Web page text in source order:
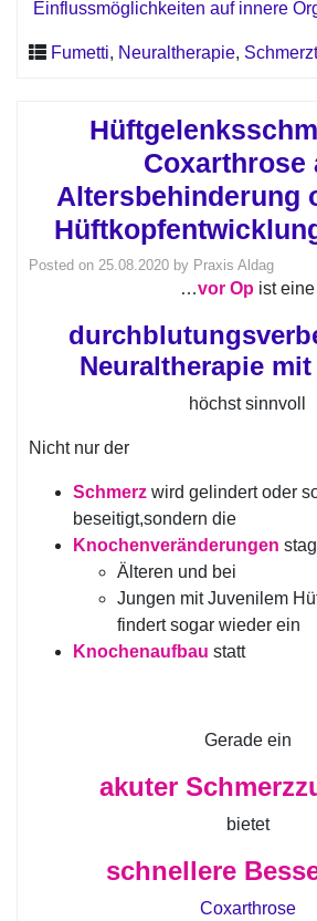
Einflussmöglichkeiten auf innere
Fumetti, Neuraltherapie,
Coxarthrose
Altersbehinderung
Posted on 25.08.2020 by Praxis Aldag
…vor Op ist eine
Neuraltherapie
höchst sinnvoll
Nicht nur der
Schmerz wird gelindert oder
beseitigt,sondern die
Knochenveränderungen
Älteren und bei
Jungen mit Juvenilem
findert sogar wieder ein
Knochenaufbau statt
Gerade ein
akuter
bietet
schnellere
Coxarthrose